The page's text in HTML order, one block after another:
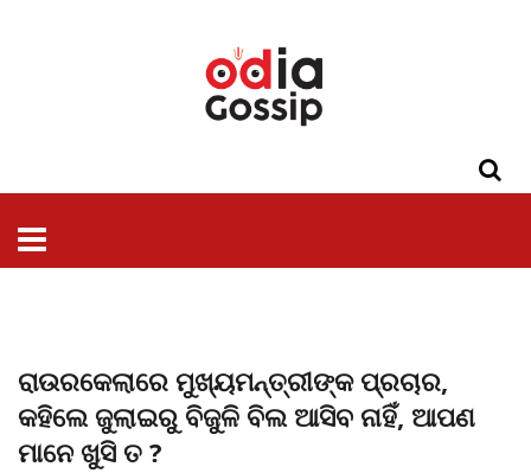
ରାଉରକେଲାରେ ମୁଖ୍ୟମନ୍ତ୍ରୀଙ୍କ ପ୍ରଚାର,
କହିଲେ ଜୁଲାଇରୁ ବିଜୁଳି ବିଲ ଆସିବ ନାହିଁ, ଆପଣ
ମାନେ ଖୁସି ତ ?